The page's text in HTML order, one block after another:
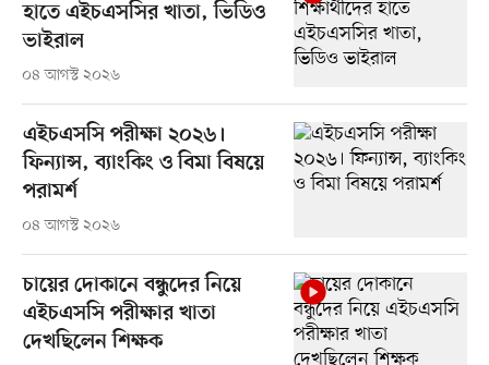
হাতে এইচএসসির খাতা, ভিডিও
ভাইরাল
০৪ আগস্ট ২০২৬
এইচএসসি পরীক্ষা ২০২৬।
ফিন্যান্স, ব্যাংকিং ও বিমা বিষয়ে
পরামর্শ
০৪ আগস্ট ২০২৬
চায়ের দোকানে বন্ধুদের নিয়ে
এইচএসসি পরীক্ষার খাতা
দেখছিলেন শিক্ষক